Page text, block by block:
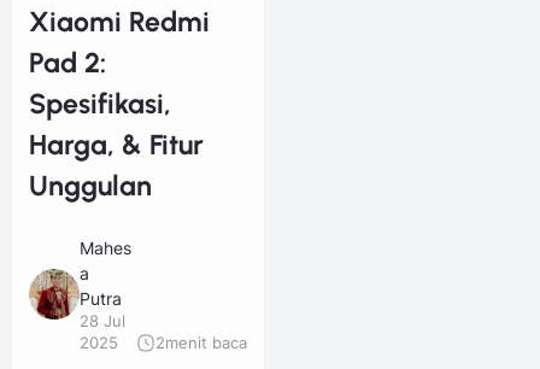
Xiaomi Redmi
Pad 2:
Spesifikasi,
Harga, & Fitur
Unggulan
Mahes
a
Putra
28 Jul
2025
2menit baca